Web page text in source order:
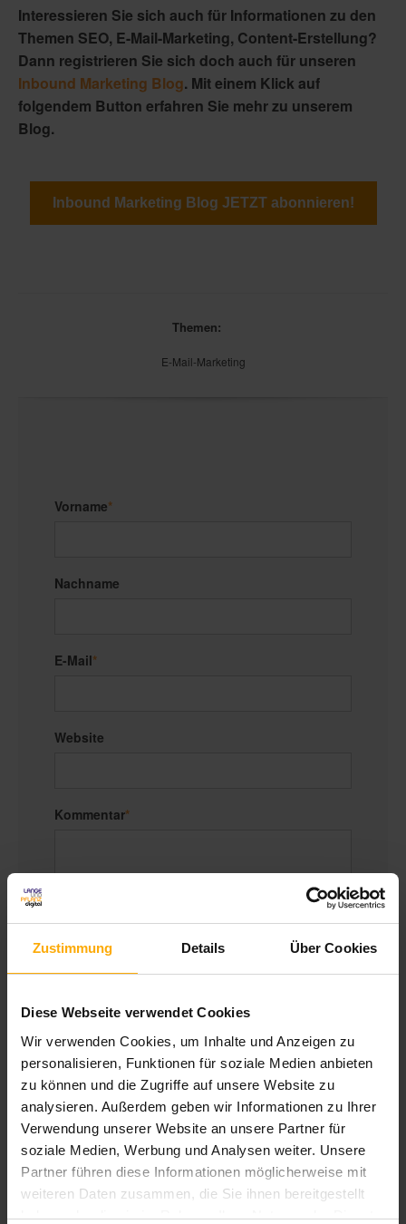
Zustimmung Details Über Cookies
Diese Webseite verwendet Cookies
Wir verwenden Cookies, um Inhalte und Anzeigen zu
personalisieren, Funktionen für soziale Medien anbieten
zu können und die Zugriffe auf unsere Website zu
analysieren. Außerdem geben wir Informationen zu Ihrer
Verwendung unserer Website an unsere Partner für
soziale Medien, Werbung und Analysen weiter. Unsere
Partner führen diese Informationen möglicherweise mit
weiteren Daten zusammen, die Sie ihnen bereitgestellt
haben oder die sie im Rahmen Ihrer Nutzung der Dienste
Interessieren Sie sich auch für Informationen zu den
Themen SEO, E-Mail-Marketing, Content-Erstellung?
Dann registrieren Sie sich doch auch für unseren
Inbound Marketing Blog. Mit einem Klick auf
folgendem Button erfahren Sie mehr zu unserem
Blog.
Inbound Marketing Blog JETZT abonnieren!
Themen:
E-Mail-Marketing
Vorname*
Nachname
E-Mail*
Website
Kommentar*
gewünschten Inhalte bereitzustellen, müssen
wir Ihre persönlichen Daten speichern und
verarbeiten.
LANGEundPFLANZ erstellt hilfreichen
Content für Mitarbeiter in Unternehmen um mit
ihnen ins Gespräch zu kommen, ihnen bei
ihrer Arbeit in Marketing, Vertrieb und Service
behilflich zu sein und sie bezüglich unserer